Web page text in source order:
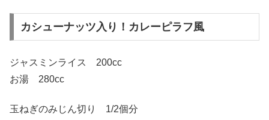
カシューナッツ入り！カレーピラフ風
ジャスミンライス 200cc
お湯 280cc
玉ねぎのみじん切り 1/2個分